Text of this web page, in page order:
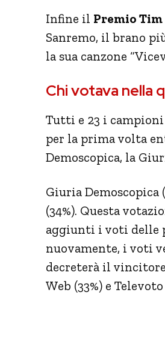
Infine il Premio
Sanremo, il brano
la sua canzone
Chi votava nella
Tutti e 23 i
per la prima volta
Demoscopica, la
Giuria Demoscopica
(34%). Questa
aggiunti i voti delle
nuovamente, i voti
decreterà il vincitore
Web (33%) e Televoto